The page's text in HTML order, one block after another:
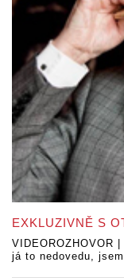
EXKLUZIVNĚ S
VIDEOROZHOVOR
já to nedovedu,